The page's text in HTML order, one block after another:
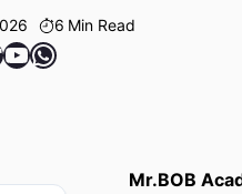
6 Min Read
YouTube
WhatsApp
Mr.BOB